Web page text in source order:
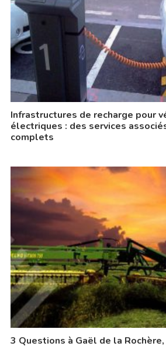
Infrastructures de recharge pour
électriques : des services
complets
3 Questions à Gaël de la